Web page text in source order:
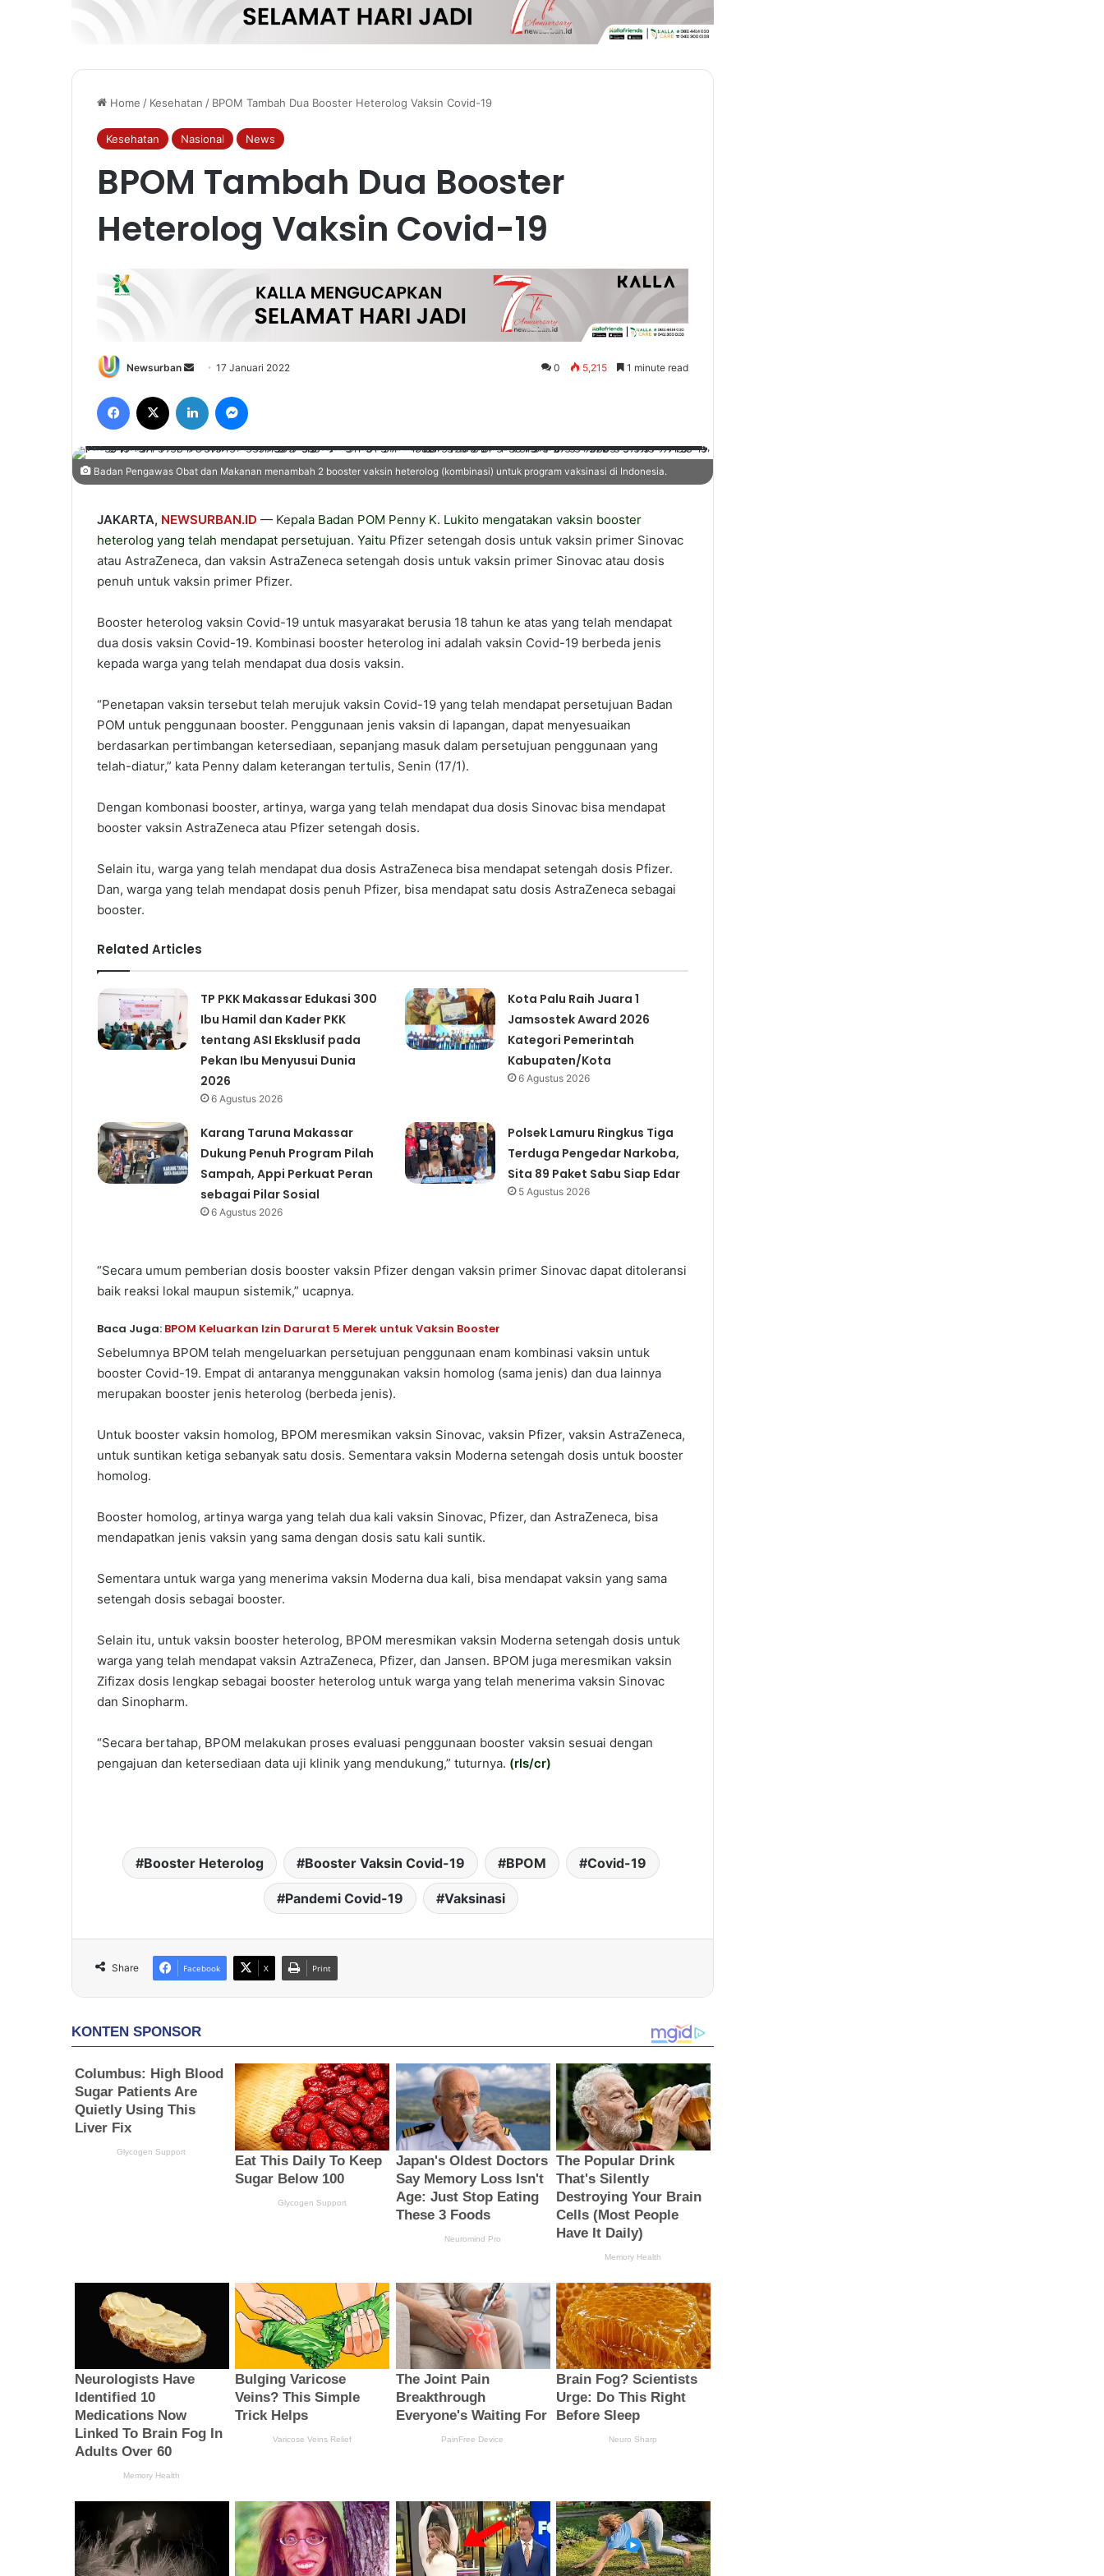
Home / Kesehatan / BPOM Tambah Dua Booster Heterolog Vaksin Covid-19
Kesehatan Nasional News
BPOM Tambah Dua Booster
Heterolog Vaksin Covid-19
Newsurban
Send
email
17 Januari 2022 0 5,215 1 minute read
Facebook LinkedIn
Badan Pengawas Obat dan Makanan menambah 2 booster vaksin heterolog (kombinasi) untuk program vaksinasi di Indonesia.
JAKARTA, NEWSURBAN.ID — Kepala Badan POM Penny K. Lukito mengatakan vaksin booster
heterolog yang telah mendapat persetujuan. Yaitu Pfizer setengah dosis untuk vaksin primer Sinovac
atau AstraZeneca, dan vaksin AstraZeneca setengah dosis untuk vaksin primer Sinovac atau dosis
penuh untuk vaksin primer Pfizer.
Booster heterolog vaksin Covid-19 untuk masyarakat berusia 18 tahun ke atas yang telah mendapat
dua dosis vaksin Covid-19. Kombinasi booster heterolog ini adalah vaksin Covid-19 berbeda jenis
kepada warga yang telah mendapat dua dosis vaksin.
“Penetapan vaksin tersebut telah merujuk vaksin Covid-19 yang telah mendapat persetujuan Badan
POM untuk penggunaan booster. Penggunaan jenis vaksin di lapangan, dapat menyesuaikan
berdasarkan pertimbangan ketersediaan, sepanjang masuk dalam persetujuan penggunaan yang
telah-diatur,” kata Penny dalam keterangan tertulis, Senin (17/1).
Dengan kombonasi booster, artinya, warga yang telah mendapat dua dosis Sinovac bisa mendapat
booster vaksin AstraZeneca atau Pfizer setengah dosis.
Selain itu, warga yang telah mendapat dua dosis AstraZeneca bisa mendapat setengah dosis Pfizer.
Dan, warga yang telah mendapat dosis penuh Pfizer, bisa mendapat satu dosis AstraZeneca sebagai
booster.
Related Articles
TP PKK Makassar Edukasi 300
Ibu Hamil dan Kader PKK
tentang ASI Eksklusif pada
Pekan Ibu Menyusui Dunia
2026
6 Agustus 2026
Kota Palu Raih Juara 1
Jamsostek Award 2026
Kategori Pemerintah
Kabupaten/Kota
6 Agustus 2026
Karang Taruna Makassar
Dukung Penuh Program Pilah
Sampah, Appi Perkuat Peran
sebagai Pilar Sosial
6 Agustus 2026
Polsek Lamuru Ringkus Tiga
Terduga Pengedar Narkoba,
Sita 89 Paket Sabu Siap Edar
5 Agustus 2026
“Secara umum pemberian dosis booster vaksin Pfizer dengan vaksin primer Sinovac dapat ditoleransi
baik reaksi lokal maupun sistemik,” ucapnya.
Baca Juga: BPOM Keluarkan Izin Darurat 5 Merek untuk Vaksin Booster
Sebelumnya BPOM telah mengeluarkan persetujuan penggunaan enam kombinasi vaksin untuk
booster Covid-19. Empat di antaranya menggunakan vaksin homolog (sama jenis) dan dua lainnya
merupakan booster jenis heterolog (berbeda jenis).
Untuk booster vaksin homolog, BPOM meresmikan vaksin Sinovac, vaksin Pfizer, vaksin AstraZeneca,
untuk suntikan ketiga sebanyak satu dosis. Sementara vaksin Moderna setengah dosis untuk booster
homolog.
Booster homolog, artinya warga yang telah dua kali vaksin Sinovac, Pfizer, dan AstraZeneca, bisa
mendapatkan jenis vaksin yang sama dengan dosis satu kali suntik.
Sementara untuk warga yang menerima vaksin Moderna dua kali, bisa mendapat vaksin yang sama
setengah dosis sebagai booster.
Selain itu, untuk vaksin booster heterolog, BPOM meresmikan vaksin Moderna setengah dosis untuk
warga yang telah mendapat vaksin AztraZeneca, Pfizer, dan Jansen. BPOM juga meresmikan vaksin
Zifizax dosis lengkap sebagai booster heterolog untuk warga yang telah menerima vaksin Sinovac
dan Sinopharm.
“Secara bertahap, BPOM melakukan proses evaluasi penggunaan booster vaksin sesuai dengan
pengajuan dan ketersediaan data uji klinik yang mendukung,” tuturnya. (rls/cr)
Booster Heterolog Booster Vaksin Covid-19 BPOM Covid-19
Pandemi Covid-19 Vaksinasi
Share Facebook X Print